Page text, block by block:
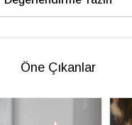
Öne Çıkanlar